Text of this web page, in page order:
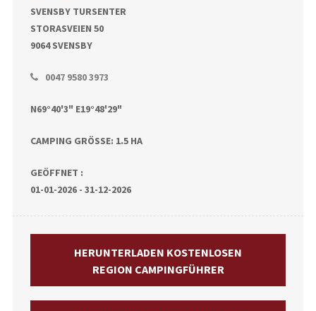
SVENSBY TURSENTER
STORASVEIEN 50
9064 SVENSBY
0047 9580 3973
N69°40'3" E19°48'29"
CAMPING GRÖSSE: 1.5 HA
GEÖFFNET :
01-01-2026 - 31-12-2026
HERUNTERLADEN KOSTENLOSEN
REGION CAMPINGFÜHRER